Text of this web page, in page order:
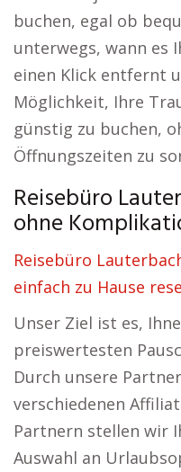
buchen, egal ob
unterwegs, wann es
einen Klick entfernt
Möglichkeit, Ihre
günstig zu buchen,
Öffnungszeiten zu
Reisebüro
ohne
Reisebüro
einfach zu Hause
Unser Ziel ist es,
preiswertesten
Durch unsere
verschiedenen
Partnern stellen wir
Auswahl an